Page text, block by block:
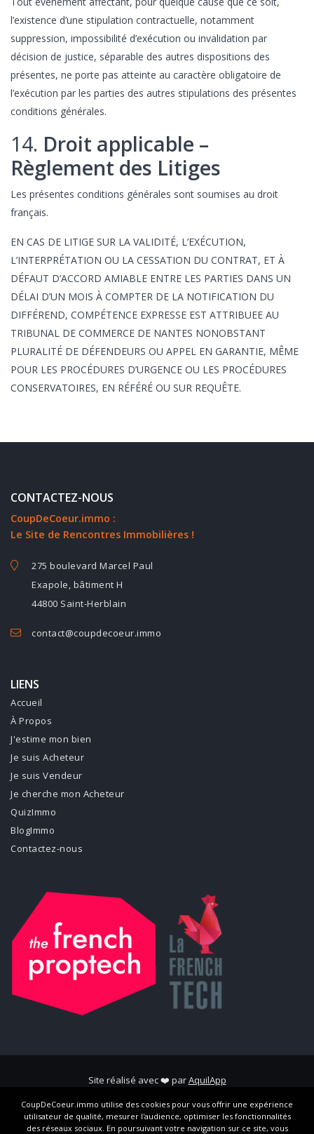
CoupDeCoeur.immo utilise des cookies pour vous offrir une expérience
utilisateur de qualité, mesurer l'audience, optimiser les fonctionnalités
des réseaux sociaux. En poursuivant votre navigation sur ce site, vous
l’existence d’une stipulation contractuelle, notamment
suppression, impossibilité d’exécution ou invalidation par
décision de justice, séparable des autres dispositions des
présentes, ne porte pas atteinte au caractère obligatoire de
l’exécution par les parties des autres stipulations des présentes
conditions générales.
14. Droit applicable –
Règlement des Litiges
Les présentes conditions générales sont soumises au droit
français.
EN CAS DE LITIGE SUR LA VALIDITÉ, L’EXÉCUTION,
L’INTERPRÉTATION OU LA CESSATION DU CONTRAT, ET À
DÉFAUT D’ACCORD AMIABLE ENTRE LES PARTIES DANS UN
DÉLAI D’UN MOIS À COMPTER DE LA NOTIFICATION DU
DIFFÉREND, COMPÉTENCE EXPRESSE EST ATTRIBUEE AU
TRIBUNAL DE COMMERCE DE NANTES NONOBSTANT
PLURALITÉ DE DÉFENDEURS OU APPEL EN GARANTIE, MÊME
POUR LES PROCÉDURES D’URGENCE OU LES PROCÉDURES
CONSERVATOIRES, EN RÉFÉRÉ OU SUR REQUÊTE.
CONTACTEZ-NOUS
CoupDeCoeur.immo :
Le Site de Rencontres Immobilières !
275 boulevard Marcel Paul
Exapole, bâtiment H
44800 Saint-Herblain
contact@coupdecoeur.immo
LIENS
Accueil
À Propos
J'estime mon bien
Je suis Acheteur
Je suis Vendeur
Je cherche mon Acheteur
QuizImmo
BlogImmo
Contactez-nous
Site réalisé avec ❤️ parAquilApp
Mentions légales
CGV/CGU